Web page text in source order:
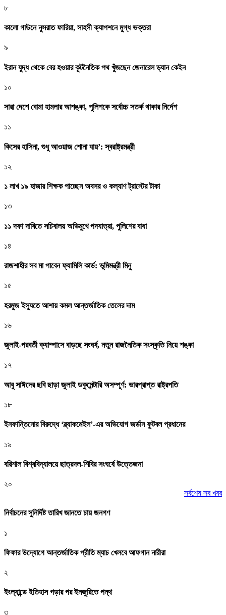
৮
কালো গাউনে নুসরাত ফারিয়া, সাহসী ক্যাপশনে মুগ্ধ ভক্তরা
৯
ইরান যুদ্ধ থেকে বের হওয়ার কূটনৈতিক পথ খুঁজছেন জেনারেল ড্যান কেইন
১০
সারা দেশে বোমা হামলার আশঙ্কা, পুলিশকে সর্বোচ্চ সতর্ক থাকার নির্দেশ
১১
কিসের হাসিনা, শুধু আওয়াজ শোনা যায়’: স্বরাষ্ট্রমন্ত্রী
১২
১ লাখ ১৯ হাজার শিক্ষক পাচ্ছেন অবসর ও কল্যাণ ট্রাস্টের টাকা
১৩
১১ দফা দাবিতে সচিবালয় অভিমুখে পদযাত্রা, পুলিশের বাধা
১৪
রাজশাহীর সব মা পাবেন ফ্যামিলি কার্ড: ভূমিমন্ত্রী মিনু
১৫
হরমুজ ইস্যুতে আশায় কমল আন্তর্জাতিক তেলের দাম
১৬
জুলাই-পরবর্তী ক্যাম্পাসে বাড়ছে সংঘর্ষ, নতুন রাজনৈতিক সংস্কৃতি নিয়ে শঙ্কা
১৭
আবু সাঈদের ছবি ছাড়া জুলাই ডকুমেন্টারি অসম্পূর্ণ: ভারপ্রাপ্ত রাষ্ট্রপতি
১৮
ইনফান্তিনোর বিরুদ্ধে ‘ব্ল্যাকমেইল’-এর অভিযোগ জর্ডান ফুটবল প্রধানের
১৯
বরিশাল বিশ্ববিদ্যালয়ে ছাত্রদল-শিবির সংঘর্ষে উত্তেজনা
২০
সর্বশেষ সব খবর
নির্বাচনের সুনির্দিষ্ট তারিখ জানতে চায় জনগণ
১
ফিফার উদ্যোগে আন্তর্জাতিক প্রীতি ম্যাচ খেলবে আফগান নারীরা
২
ইংল্যান্ডে ইতিহাস গড়ার পর ইনজুরিতে পন্থ
৩